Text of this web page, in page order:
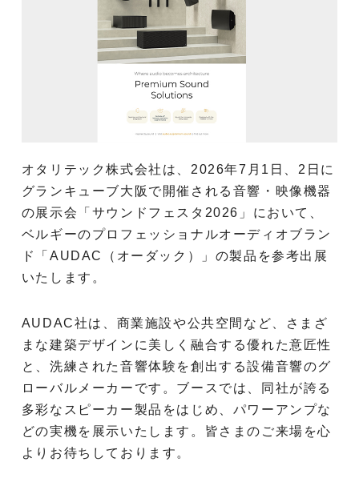
オタリテック株式会社は、2026年7月1日、2日に
グランキューブ大阪で開催される音響・映像機器
の展示会「サウンドフェスタ2026」において、
ベルギーのプロフェッショナルオーディオブラン
ド「AUDAC（オーダック）」の製品を参考出展
いたします。
AUDAC社は、商業施設や公共空間など、さまざ
まな建築デザインに美しく融合する優れた意匠性
と、洗練された音響体験を創出する設備音響のグ
ローバルメーカーです。ブースでは、同社が誇る
多彩なスピーカー製品をはじめ、パワーアンプな
どの実機を展示いたします。皆さまのご来場を心
よりお待ちしております。